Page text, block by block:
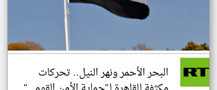
البحر الأحمر ونهر النيل.. تحركات